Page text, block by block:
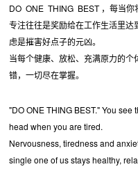
DO ONE THING BEST ，每当你
专注往往是奖励给在工作生活里达
虑是摧害好点子的元凶。
当每个健康、放松、充满原力的
错，一切尽在掌握。
"DO ONE THING BEST." You
head when you are tired.
Nervousness, tiredness and
single one of us stays healthy,